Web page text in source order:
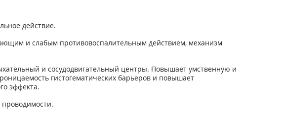
действие.
и слабым противовоспалительным действием, механизм
и сосудодвигательный центры. Повышает умственную и
гистогематических барьеров и повышает
эффекта.